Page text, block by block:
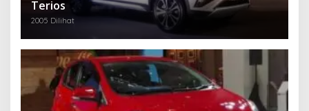
Terios
2005 Dilihat